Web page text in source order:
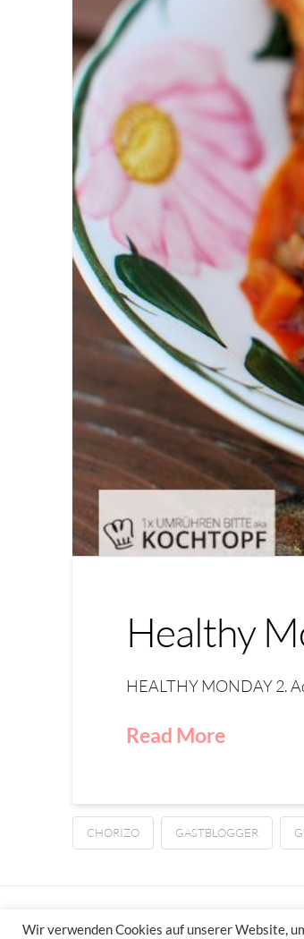
Healthy
HEALTHY MONDAY 2.
Read More
CHORIZO GASTBLOGGER
Wir verwenden Cookies auf unserer Website,